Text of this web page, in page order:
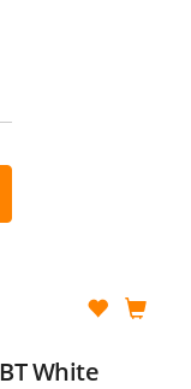
White